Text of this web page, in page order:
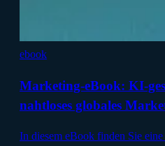
ebook
Marketing-eBook: KI-
nahtloses globales
In diesem eBook finden Sie